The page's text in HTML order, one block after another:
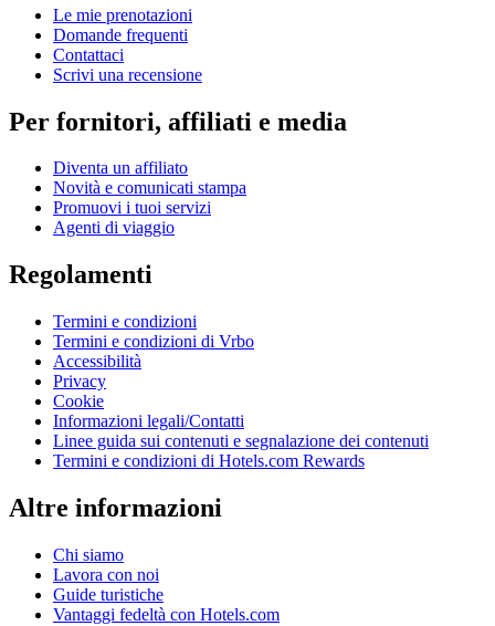
Le mie prenotazioni
Domande frequenti
Contattaci
Scrivi una recensione
Per fornitori, affiliati e media
Diventa un affiliato
Novità e comunicati stampa
Promuovi i tuoi servizi
Agenti di viaggio
Regolamenti
Termini e condizioni
Termini e condizioni di Vrbo
Accessibilità
Privacy
Cookie
Informazioni legali/Contatti
Linee guida sui contenuti e segnalazione dei contenuti
Termini e condizioni di Hotels.com Rewards
Altre informazioni
Chi siamo
Lavora con noi
Guide turistiche
Vantaggi fedeltà con Hotels.com